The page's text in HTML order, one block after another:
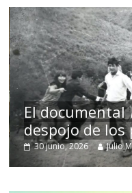
El documental
despojo de
30 junio, 2026 Julio